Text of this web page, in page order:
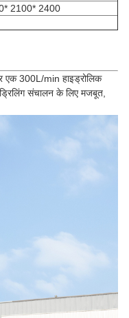
2100* 2400
एक 300L/min हाइड्रोलिक
संचालन के लिए मजबूत,